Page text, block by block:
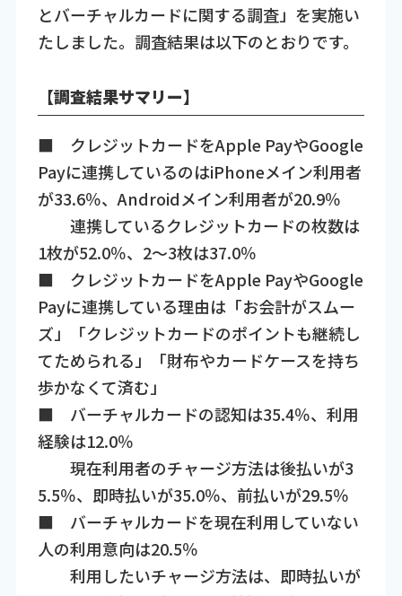
とバーチャルカードに関する調査」を実施い
たしました。調査結果は以下のとおりです。
【調査結果サマリー】
■ クレジットカードをApple PayやGoogle
Payに連携しているのはiPhoneメイン利用者
が33.6％、Androidメイン利用者が20.9％
連携しているクレジットカードの枚数は
1枚が52.0％、2～3枚は37.0％
■ クレジットカードをApple PayやGoogle
Payに連携している理由は「お会計がスムー
ズ」「クレジットカードのポイントも継続し
てためられる」「財布やカードケースを持ち
歩かなくて済む」
■ バーチャルカードの認知は35.4％、利用
経験は12.0％
現在利用者のチャージ方法は後払いが3
5.5％、即時払いが35.0％、前払いが29.5％
■ バーチャルカードを現在利用していない
人の利用意向は20.5％
利用したいチャージ方法は、即時払いが